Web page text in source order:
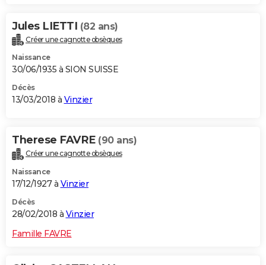
Jules LIETTI (82 ans)
Créer une cagnotte obsèques
Naissance
30/06/1935 à SION SUISSE
Décès
13/03/2018 à Vinzier
Therese FAVRE (90 ans)
Créer une cagnotte obsèques
Naissance
17/12/1927 à Vinzier
Décès
28/02/2018 à Vinzier
Famille FAVRE